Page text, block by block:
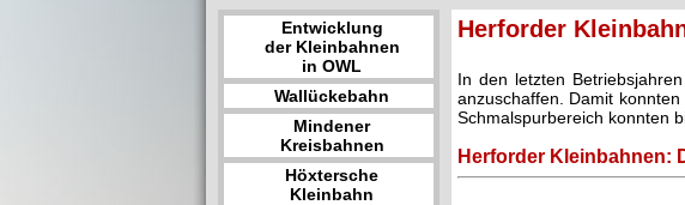
Entwicklung
der Kleinbahnen
in OWL
Wallückebahn
Mindener
Kreisbahnen
Höxtersche
Kleinbahn
Herforder
In den letzten
anzuschaffen. Damit
Schmalspurbereich konnten
Herforder Kleinbahnen: